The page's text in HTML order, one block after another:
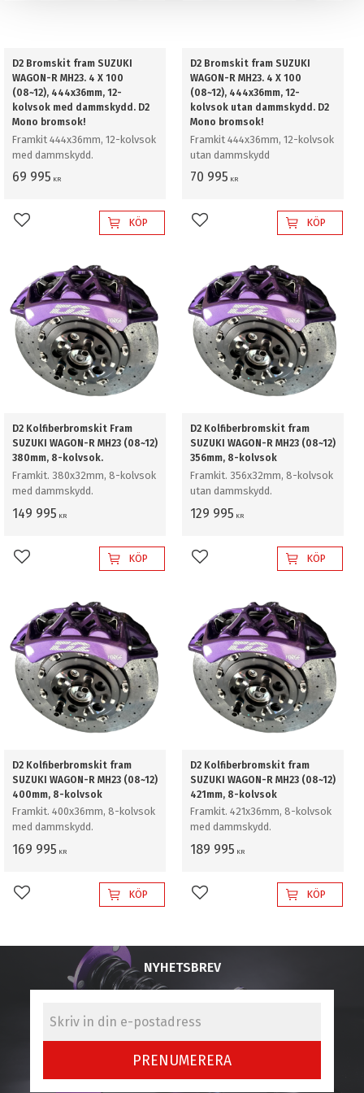
D2 Bromskit fram SUZUKI
WAGON-R MH23. 4 X 100
(08~12), 444x36mm, 12-
kolvsok med dammskydd. D2
Mono bromsok!
Framkit 444x36mm, 12-kolvsok
med dammskydd.
69 995 KR
Lägg till i favoriterKÖP
D2 Bromskit fram SUZUKI
WAGON-R MH23. 4 X 100
(08~12), 444x36mm, 12-
kolvsok utan dammskydd. D2
Mono bromsok!
Framkit 444x36mm, 12-kolvsok
utan dammskydd
70 995 KR
Lägg till i favoriterKÖP
D2 Kolfiberbromskit Fram
SUZUKI WAGON-R MH23 (08~12)
380mm, 8-kolvsok.
Framkit. 380x32mm, 8-kolvsok
med dammskydd.
149 995 KR
Lägg till i favoriterKÖP
D2 Kolfiberbromskit fram
SUZUKI WAGON-R MH23 (08~12)
356mm, 8-kolvsok
Framkit. 356x32mm, 8-kolvsok
utan dammskydd.
129 995 KR
Lägg till i favoriterKÖP
D2 Kolfiberbromskit fram
SUZUKI WAGON-R MH23 (08~12)
400mm, 8-kolvsok
Framkit. 400x36mm, 8-kolvsok
med dammskydd.
169 995 KR
Lägg till i favoriterKÖP
D2 Kolfiberbromskit fram
SUZUKI WAGON-R MH23 (08~12)
421mm, 8-kolvsok
Framkit. 421x36mm, 8-kolvsok
med dammskydd.
189 995 KR
Lägg till i favoriterKÖP
NYHETSBREV
PRENUMERERA